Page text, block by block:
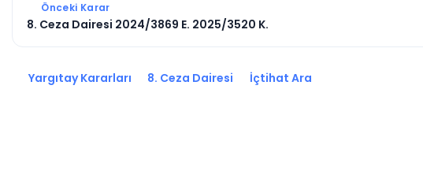
Önceki Karar
8. Ceza Dairesi 2024/3869 E. 2025/3520 K.
Yargıtay Kararları 8. Ceza Dairesi İçtihat Ara